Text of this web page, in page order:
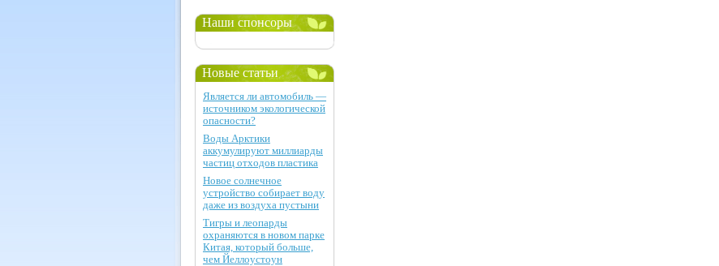
Наши спонсоры
Новые статьи
Является ли автомобиль —
источником экологической
опасности?
Воды Арктики
аккумулируют миллиарды
частиц отходов пластика
Новое солнечное
устройство собирает воду
даже из воздуха пустыни
Тигры и леопарды
охраняются в новом парке
Китая, который больше,
чем Йеллоустоун